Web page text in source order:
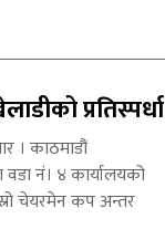
प्रतिस्पर्धा
। काठमाडौं
नं। ४ कार्यालयको
चेयरमेन कप अन्तर